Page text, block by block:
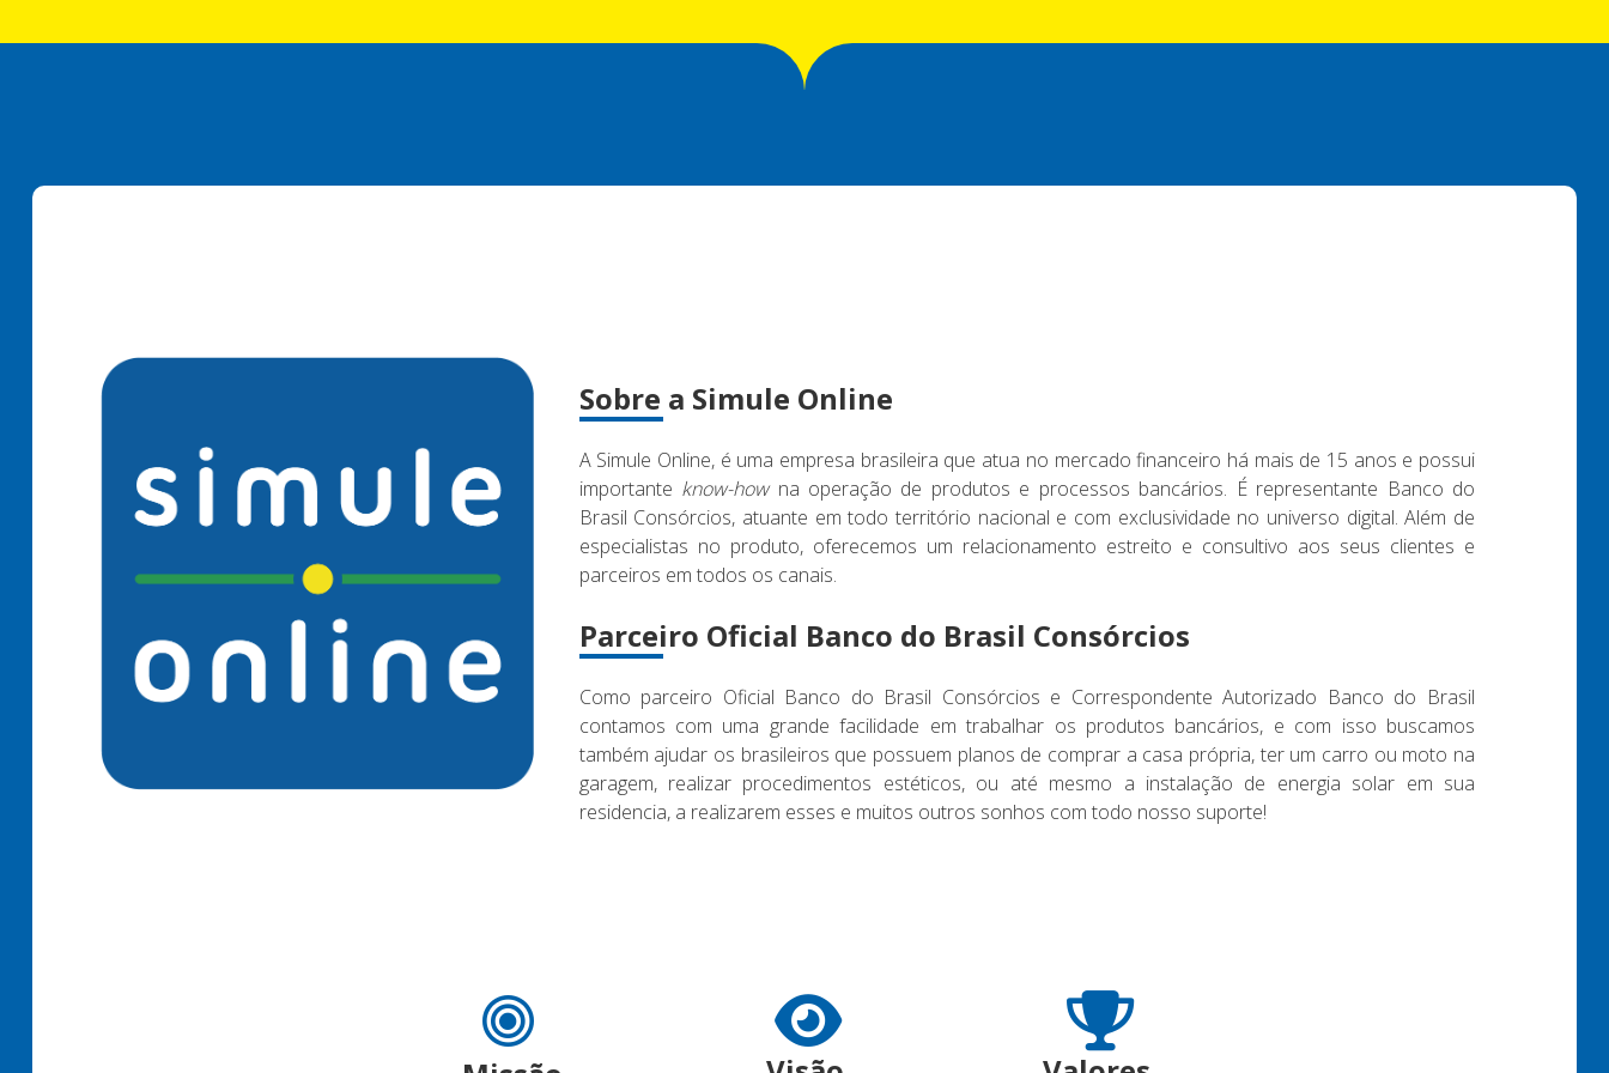
Sobre a Simule Online
A Simule Online, é uma empresa brasileira que atua no mercado financeiro há mais de 15 anos e possui
importante know-how na operação de produtos e processos bancários. É representante Banco do
Brasil Consórcios, atuante em todo território nacional e com exclusividade no universo digital. Além de
especialistas no produto, oferecemos um relacionamento estreito e consultivo aos seus clientes e
parceiros em todos os canais.
Parceiro Oficial Banco do Brasil Consórcios
Como parceiro Oficial Banco do Brasil Consórcios e Correspondente Autorizado Banco do Brasil
contamos com uma grande facilidade em trabalhar os produtos bancários, e com isso buscamos
também ajudar os brasileiros que possuem planos de comprar a casa própria, ter um carro ou moto na
garagem, realizar procedimentos estéticos, ou até mesmo a instalação de energia solar em sua
residencia, a realizarem esses e muitos outros sonhos com todo nosso suporte!